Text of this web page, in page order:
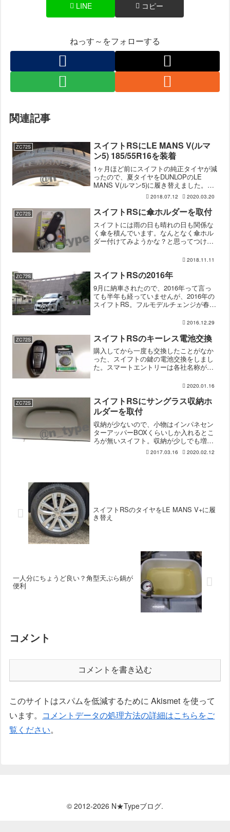
LINE コピー
ねっす～をフォローする
関連記事
ZC72S
スイフトRSにLE MANS V(ルマ
ン5) 185/55R16を装着
1ヶ月ほど前にスイフトの純正タイヤが減
ったので、夏タイヤをDUNLOPのLE
MANS V(ルマン5)に履き替えました。自
分のための記録でもあるので、レビュー
のようなものも書き残しておこうかなと
思います。タイヤ選びスイフトRS純正の
185/...
2018.07.12 2020.03.20
ZC72S スイフトRSに傘ホルダーを取付
スイフトには雨の日も晴れの日も関係な
く傘を積んでいます。なんとなく傘ホル
ダー付けてみようかな？と思ってつけて
用品店に傘ホルダーを見に行くと、一番
いるので車内が濡れない...
2018.11.11
ZC72S スイフトRSの2016年
9月に納車されたので、2016年って言っ
ても半年も経っていませんが、2016年の
スイフトRS。フルモデルチェンジが春く
いたのに、前倒しで年内発表、年明けか
好きじゃないの...
2016.12.29
ZC72S スイフトRSのキーレス電池交換
購入してから一度も交換したことがなか
った、スイフトの鍵の電池交換をしまし
た。スマートエントリーは各社名称が違
トキーなのかな。鍵が開かない普段鍵の
スイッチ）で行っています...
2020.01.16
ZC72S
スイフトRSにサングラス収納ホ
ルダーを取付
収納が少ないので、小物はインパネセン
ターアッパーBOXくらいしか入れるとこ
ろが無いスイフト。収納が少しでも増え
たら良いなと前から気になってたものを
購入しました。※2020/02/12 追記 ZC72S
2017.03.16 2020.02.12
スイフトRSのタイヤをLE MANS V+に履
き替え
一人分にちょうど良い？角型天ぷら鍋が
便利
コメント
コメントを書き込む
このサイトはスパムを低減するために Akismet を使って
います。 コメントデータの処理方法の詳細はこちらをご
覧ください。
© 2012-2026 N★Typeブログ.